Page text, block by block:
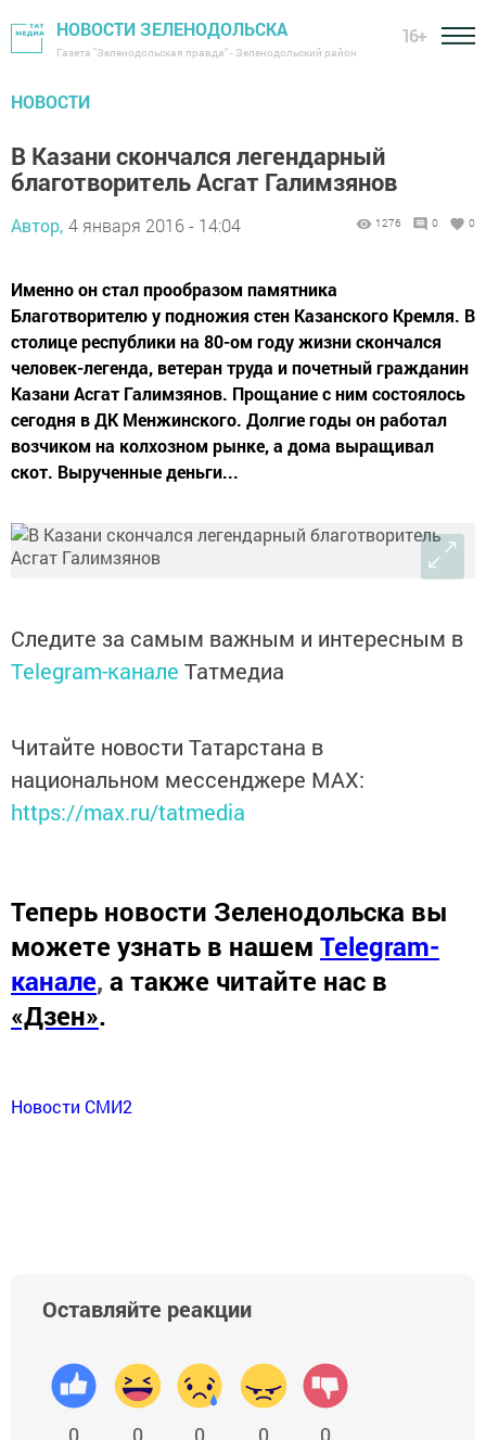
НОВОСТИ ЗЕЛЕНОДОЛЬСКА
Газета "Зеленодольская правда" - Зеленодольский район
16+
НОВОСТИ
В Казани скончался легендарный
благотворитель Асгат Галимзянов
Автор, 4 января 2016 - 14:04 1276 0 0
Именно он стал прообразом памятника
Благотворителю у подножия стен Казанского Кремля. В
столице республики на 80-ом году жизни скончался
человек-легенда, ветеран труда и почетный гражданин
Казани Асгат Галимзянов. Прощание с ним состоялось
сегодня в ДК Менжинского. Долгие годы он работал
возчиком на колхозном рынке, а дома выращивал
скот. Вырученные деньги...
Следите за самым важным и интересным в
Telegram-канале Татмедиа
Читайте новости Татарстана в
национальном мессенджере MАХ:
https://max.ru/tatmedia
Теперь новости Зеленодольска вы
можете узнать в нашем Telegram-
канале, а также читайте нас в
«Дзен».
Новости СМИ2
Оставляйте реакции
0 0 0 0 0